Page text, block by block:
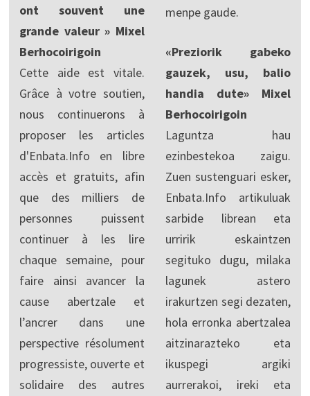
ont souvent une
grande valeur » Mixel
Berhocoirigoin
Cette aide est vitale.
Grâce à votre soutien,
nous continuerons à
proposer les articles
d'Enbata.Info en libre
accès et gratuits, afin
que des milliers de
personnes puissent
continuer à les lire
chaque semaine, pour
faire ainsi avancer la
cause abertzale et
l’ancrer dans une
perspective résolument
progressiste, ouverte et
solidaire des autres
menpe gaude.
«Preziorik gabeko
gauzek, usu, balio
handia dute» Mixel
Berhocoirigoin
Laguntza hau
ezinbestekoa zaigu.
Zuen sustenguari esker,
Enbata.Info artikuluak
sarbide librean eta
urririk eskaintzen
segituko dugu, milaka
lagunek astero
irakurtzen segi dezaten,
hola erronka abertzalea
aitzinarazteko eta
ikuspegi argiki
aurrerakoi, ireki eta